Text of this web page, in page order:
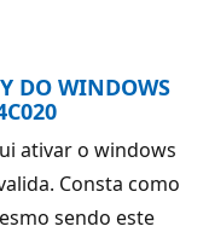
DO WINDOWS
ativar o windows
Consta como
sendo este